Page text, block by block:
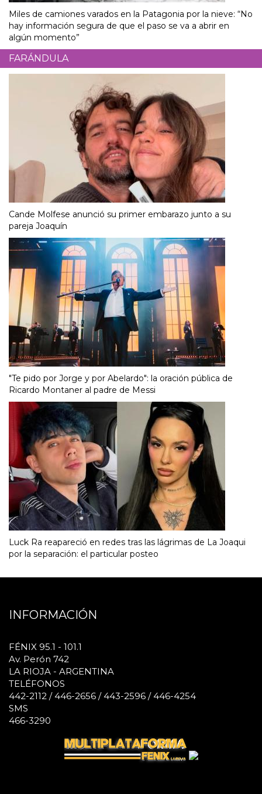
Miles de camiones varados en la Patagonia por la nieve: “No
hay información segura de que el paso se va a abrir en
algún momento”
FARÁNDULA
Cande Molfese anunció su primer embarazo junto a su
pareja Joaquín
"Te pido por Jorge y por Abelardo": la oración pública de
Ricardo Montaner al padre de Messi
Luck Ra reapareció en redes tras las lágrimas de La Joaqui
por la separación: el particular posteo
INFORMACIÓN
FÉNIX 95.1 - 101.1
Av. Perón 742
LA RIOJA - ARGENTINA
TELÉFONOS
442-2112 / 446-2656 / 443-2596 / 446-4254
SMS
466-3290